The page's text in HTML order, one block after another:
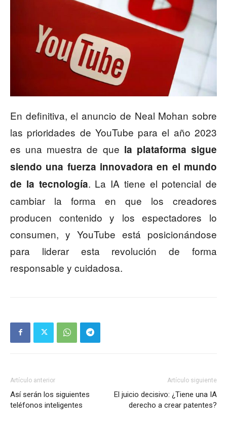
En definitiva, el anuncio de Neal Mohan sobre
las prioridades de YouTube para el año 2023
es una muestra de que la plataforma sigue
siendo una fuerza innovadora en el mundo
de la tecnología. La IA tiene el potencial de
cambiar la forma en que los creadores
producen contenido y los espectadores lo
consumen, y YouTube está posicionándose
para liderar esta revolución de forma
responsable y cuidadosa.
Artículo anterior
Así serán los siguientes
teléfonos inteligentes
Artículo siguiente
El juicio decisivo: ¿Tiene una IA
derecho a crear patentes?